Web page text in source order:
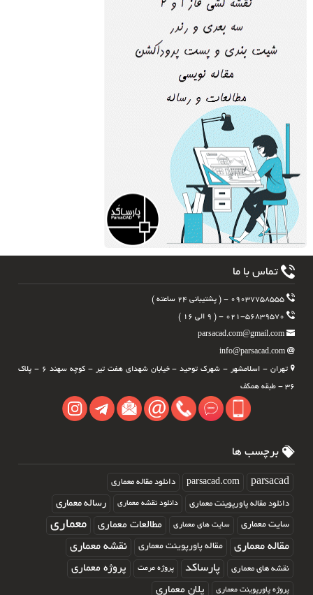
تماس با ما
۰۹۰۳۷۷۵۸۵۵۵ - ( پشتیبانی ۲۴ ساعته )
parsacad.com@gmail.com
info@parsacad.com
تهران - اسلامشهر - شهرک توحید - خیابان شهدای هفت تیر - کوچه سهند ۶ - پلاک
۳۶ - طبقه همکف
برچسب ها
parsacad
parsacad.com دانلود مقاله معماری
دانلود مقاله پاورپوینت معماری دانلود نقشه معماری رساله معماری
سایت معماری سایت های معماری مطالعات معماری معماری
مقاله معماری مقاله پاورپوینت معماری نقشه معماری
نقشه های معماری پارساکد پروژه مرمت پروژه معماری
پروژه پاورپوینت معماری پلان معماری